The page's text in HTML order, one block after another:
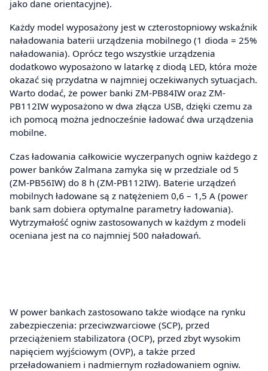
jako dane orientacyjne).
Każdy model wyposażony jest w czterostopniowy wskaźnik
naładowania baterii urządzenia mobilnego (1 dioda = 25%
naładowania). Oprócz tego wszystkie urządzenia
dodatkowo wyposażono w latarkę z diodą LED, która może
okazać się przydatna w najmniej oczekiwanych sytuacjach.
Warto dodać, że power banki ZM-PB84IW oraz ZM-
PB112IW wyposażono w dwa złącza USB, dzięki czemu za
ich pomocą można jednocześnie ładować dwa urządzenia
mobilne.
Czas ładowania całkowicie wyczerpanych ogniw każdego z
power banków Zalmana zamyka się w przedziale od 5
(ZM-PB56IW) do 8 h (ZM-PB112IW). Baterie urządzeń
mobilnych ładowane są z natężeniem 0,6 – 1,5 A (power
bank sam dobiera optymalne parametry ładowania).
Wytrzymałość ogniw zastosowanych w każdym z modeli
oceniana jest na co najmniej 500 naładowań.
W power bankach zastosowano także wiodące na rynku
zabezpieczenia: przeciwzwarciowe (SCP), przed
przeciążeniem stabilizatora (OCP), przed zbyt wysokim
napięciem wyjściowym (OVP), a także przed
przeładowaniem i nadmiernym rozładowaniem ogniw.